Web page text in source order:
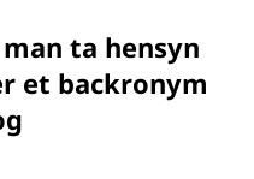
ta hensyn
et backronym